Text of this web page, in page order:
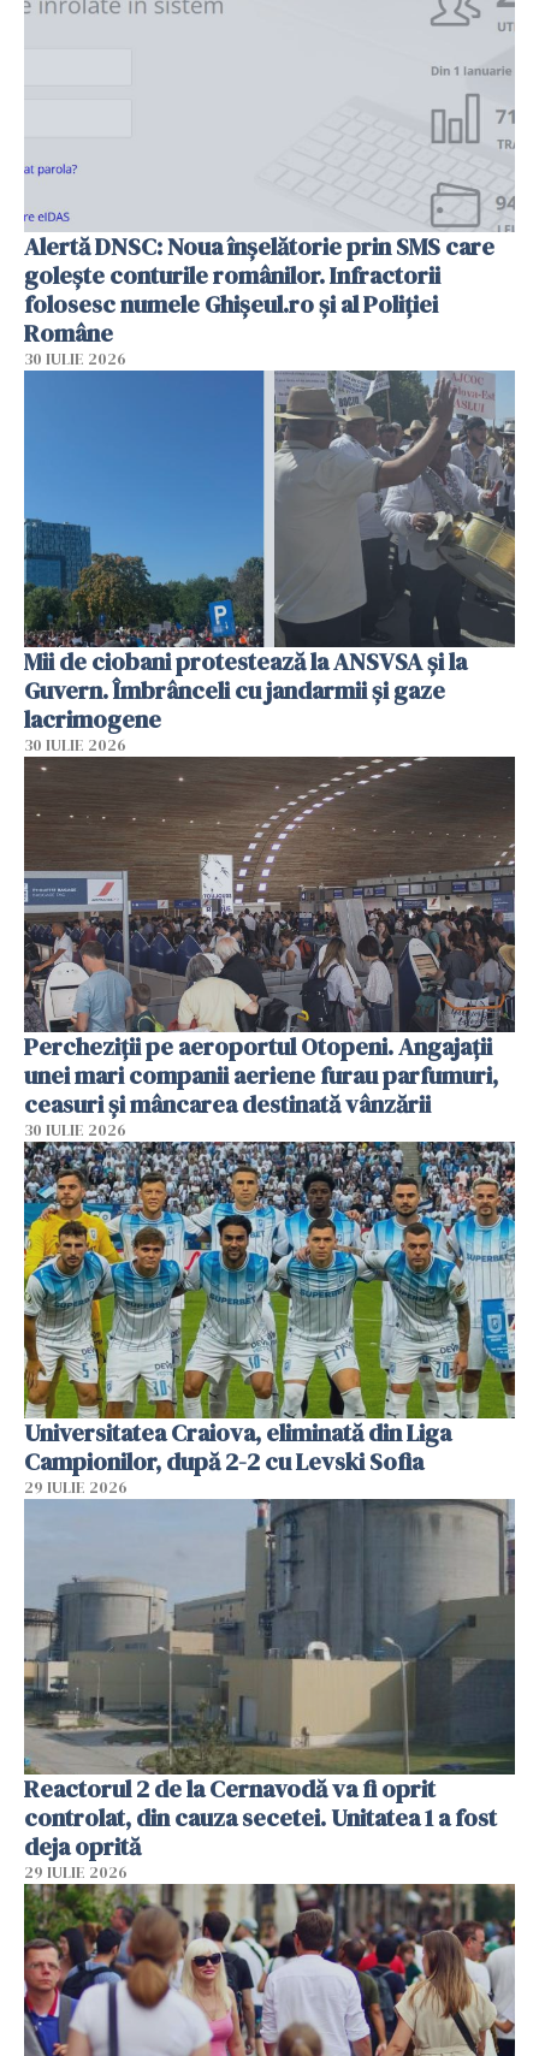
Alertă DNSC: Noua înșelătorie prin SMS care
golește conturile românilor. Infractorii
folosesc numele Ghișeul.ro și al Poliției
Române
30 IULIE 2026
Mii de ciobani protestează la ANSVSA și la
Guvern. Îmbrânceli cu jandarmii și gaze
lacrimogene
30 IULIE 2026
Percheziții pe aeroportul Otopeni. Angajații
unei mari companii aeriene furau parfumuri,
ceasuri și mâncarea destinată vânzării
30 IULIE 2026
Universitatea Craiova, eliminată din Liga
Campionilor, după 2-2 cu Levski Sofia
29 IULIE 2026
Reactorul 2 de la Cernavodă va fi oprit
controlat, din cauza secetei. Unitatea 1 a fost
deja oprită
29 IULIE 2026